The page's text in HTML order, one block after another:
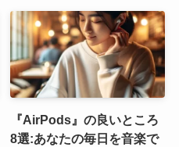
『AirPods』の良いところ
8選:あなたの毎日を音楽で